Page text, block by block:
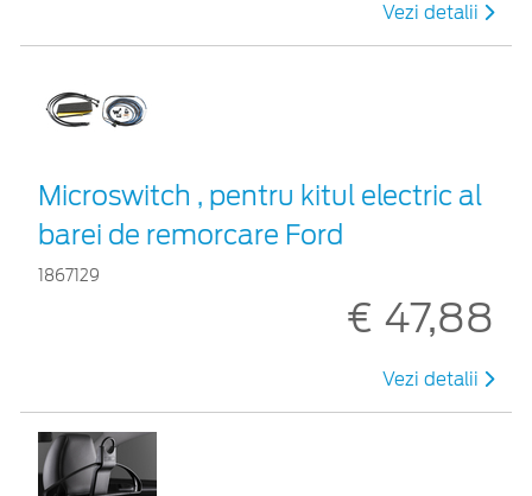
Vezi detalii
Microswitch , pentru kitul electric al
barei de remorcare Ford
1867129
€ 47,88
Vezi detalii